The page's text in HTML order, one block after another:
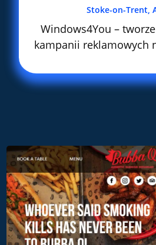
Stoke-on-Trent,
Windows4You –
kampanii reklamowych